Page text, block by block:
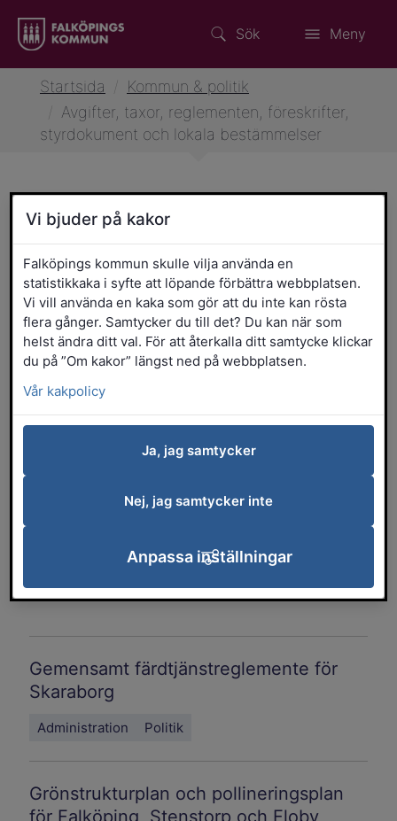
Sök Meny
Startsida
Kommun & politik
Avgifter, taxor, reglementen, föreskrifter,
styrdokument och lokala bestämmelser
Avgifter, taxor, reglementen,
föreskrifter, styrdokument
och lokala bestämmelser
Filtrera resultatet
Det här formuläret postas automatiskt
Sökord
Gemensamt färdtjänstreglemente för
Skaraborg
Administration Politik
Grönstrukturplan och pollineringsplan
för Falköping, Stenstorp och Floby
Vi bjuder på kakor
Falköpings kommun skulle vilja använda en
statistikkaka i syfte att löpande förbättra webbplatsen.
Vi vill använda en kaka som gör att du inte kan rösta
flera gånger. Samtycker du till det? Du kan när som
helst ändra ditt val. För att återkalla ditt samtycke klickar
du på ”Om kakor” längst ned på webbplatsen.
Vår kakpolicy
Ja, jag samtycker
Nej, jag samtycker inte
Anpassa inställningar